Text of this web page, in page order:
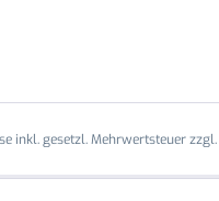
inkl. gesetzl. Mehrwertsteuer zzgl.